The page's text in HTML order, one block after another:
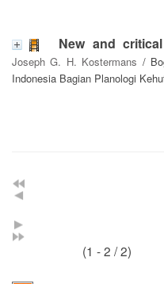
New and
Joseph G. H. Kostermans /
Indonesia Bagian Planologi
(1 - 2 / 2)